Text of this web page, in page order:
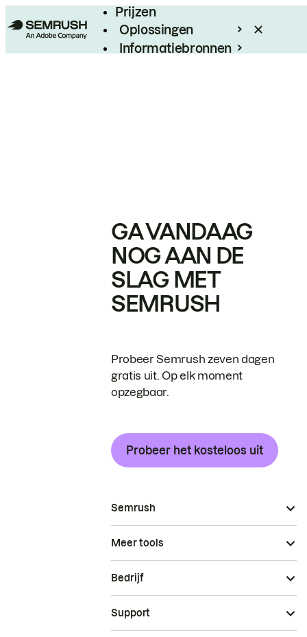
Prijzen
Oplossingen
Informatiebronnen
GA VANDAAG
NOG AAN DE
SLAG MET
SEMRUSH
Probeer Semrush zeven dagen
gratis uit. Op elk moment
opzegbaar.
Probeer het kosteloos uit
Semrush
Meer tools
Bedrijf
Support